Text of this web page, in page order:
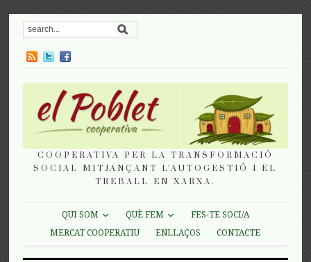
COOPERATIVA PER LA TRANSFORMACIÓ
SOCIAL MITJANÇANT L'AUTOGESTIÓ I EL
TREBALL EN XARXA.
QUI SOM QUÈ FEM
FES-TE SOCI/A
MERCAT COOPERATIU
ENLLAÇOS CONTACTE